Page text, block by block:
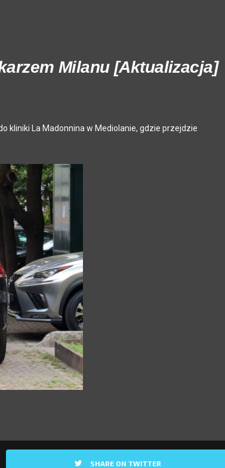
Milanu [Aktualizacja]
kliniki La Madonnina w Mediolanie, gdzie przejdzie
SHARE ON TWITTER